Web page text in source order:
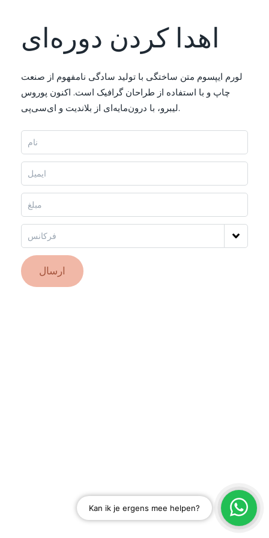
اهدا کردن دوره‌ای
لورم ایپسوم متن ساختگی با تولید سادگی نامفهوم از صنعت
چاپ و با استفاده از طراحان گرافیک است. اکنون پوروس
لیبرو، با درون‌مایه‌ای از بلاندیت و ای‌سی‌پی.
ارسال